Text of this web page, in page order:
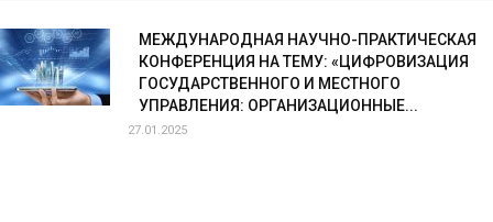
МЕЖДУНАРОДНАЯ НАУЧНО-ПРАКТИЧЕСКАЯ
КОНФЕРЕНЦИЯ НА ТЕМУ: «ЦИФРОВИЗАЦИЯ
ГОСУДАРСТВЕННОГО И МЕСТНОГО
УПРАВЛЕНИЯ: ОРГАНИЗАЦИОННЫЕ...
27.01.2025